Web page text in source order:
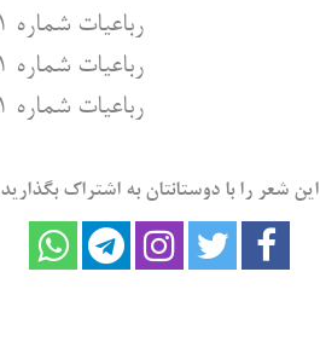
رباعیات شماره ۷۵۱ تا ۸۰۰
رباعیات شماره ۸۰۱ تا ۸۵۰
رباعیات شماره ۸۵۱ تا ۹۰۰
این شعر را با دوستانتان به اشتراک بگذارید